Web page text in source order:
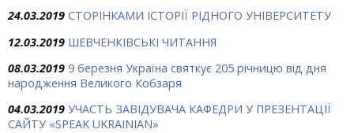
24.03.2019 СТОРІНКАМИ ІСТОРІЇ РІДНОГО УНІВЕРСИТЕТУ
12.03.2019 ШЕВЧЕНКІВСЬКІ ЧИТАННЯ
08.03.2019 9 березня Україна святкує 205 річницю від дня
народження Великого Кобзаря
04.03.2019 УЧАСТЬ ЗАВІДУВАЧА КАФЕДРИ У ПРЕЗЕНТАЦІЇ
САЙТУ «SPEAK UKRAINIAN»